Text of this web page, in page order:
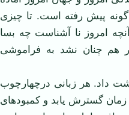
پیش رفته است. تا چیزی
آنچه امروز نا آشناست چه بسا
هم چنان نشد به فراموشی
داد. هر زبانی درچهارچوب
گسترش یابد و کمبودهای